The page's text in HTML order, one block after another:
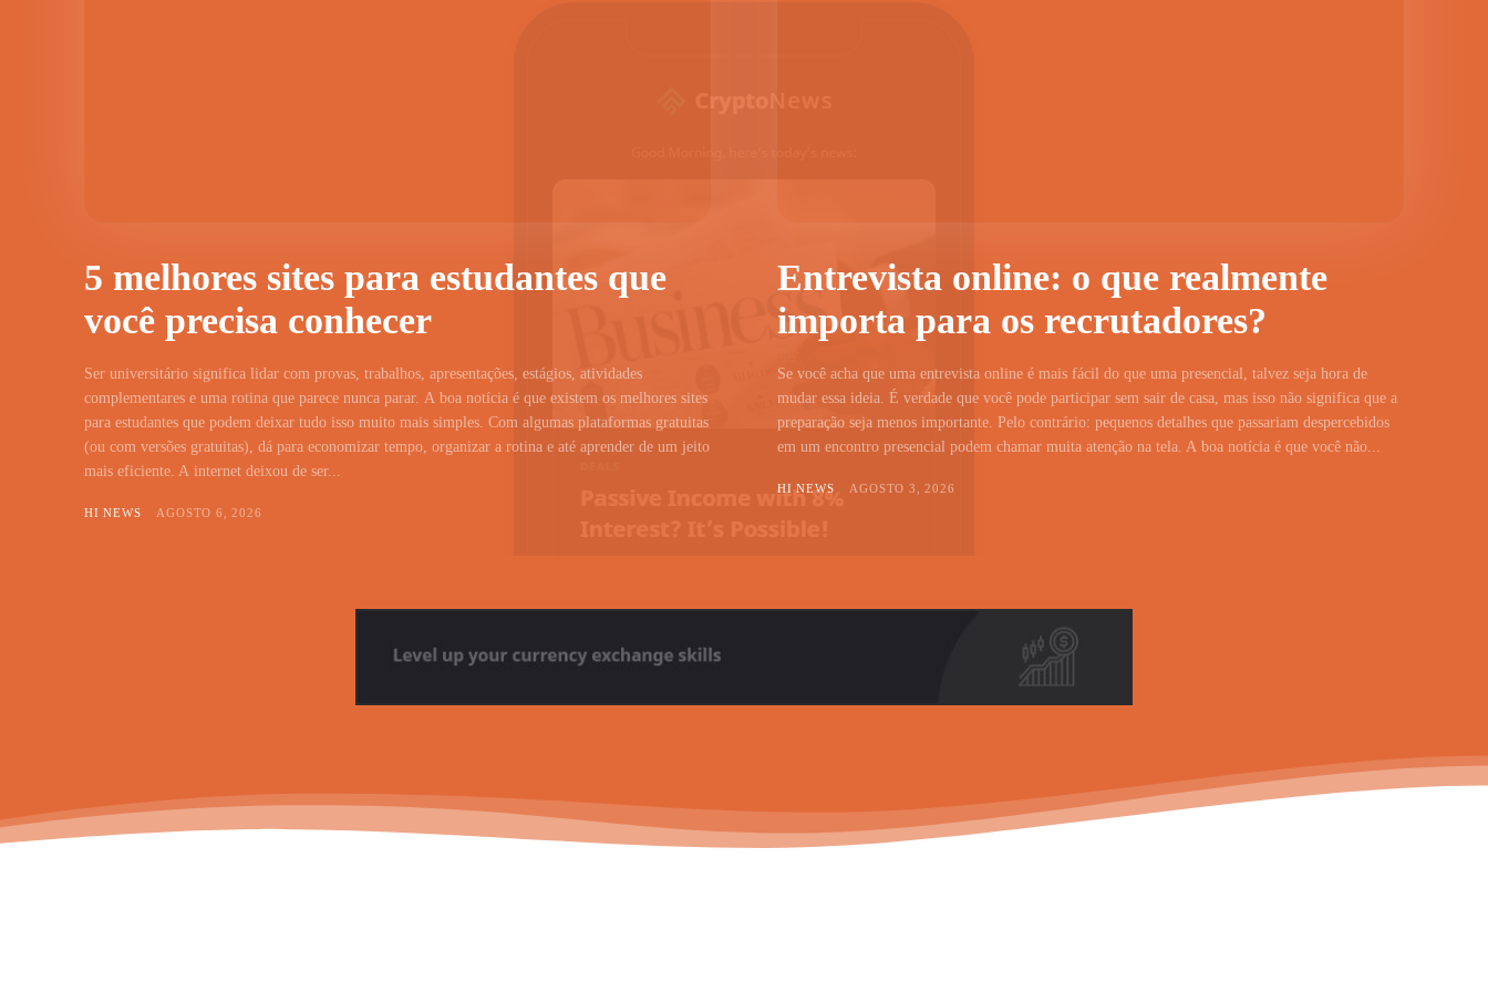
5 melhores sites para estudantes que
você precisa conhecer
Ser universitário significa lidar com provas, trabalhos, apresentações, estágios, atividades
complementares e uma rotina que parece nunca parar. A boa notícia é que existem os melhores sites
para estudantes que podem deixar tudo isso muito mais simples. Com algumas plataformas gratuitas
(ou com versões gratuitas), dá para economizar tempo, organizar a rotina e até aprender de um jeito
mais eficiente. A internet deixou de ser...
HI NEWS AGOSTO 6, 2026
Entrevista online: o que realmente
importa para os recrutadores?
Se você acha que uma entrevista online é mais fácil do que uma presencial, talvez seja hora de
mudar essa ideia. É verdade que você pode participar sem sair de casa, mas isso não significa que a
preparação seja menos importante. Pelo contrário: pequenos detalhes que passariam despercebidos
em um encontro presencial podem chamar muita atenção na tela. A boa notícia é que você não...
HI NEWS AGOSTO 3, 2026